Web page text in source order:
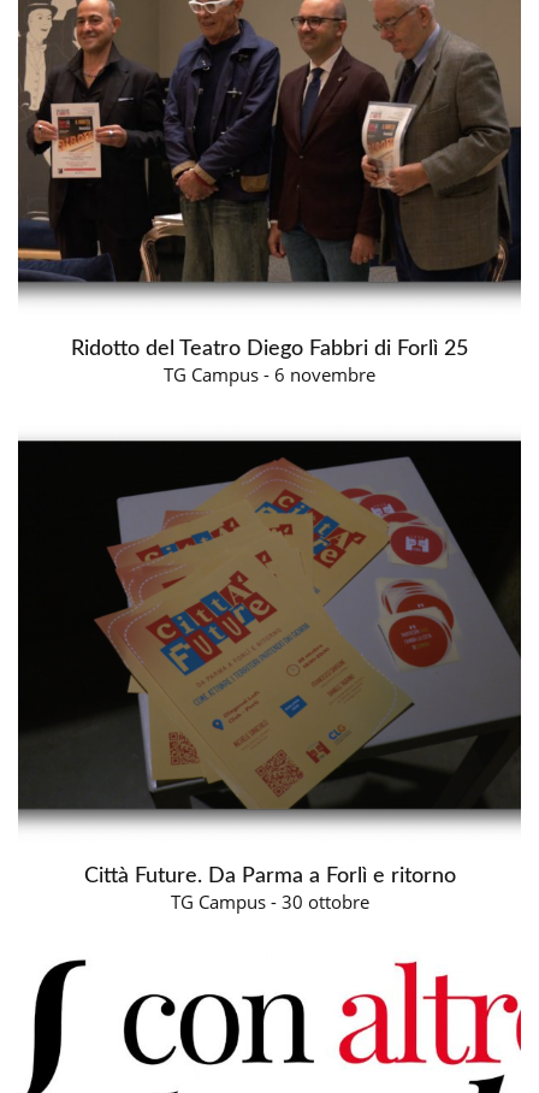
Ridotto del Teatro Diego Fabbri di Forlì 25
TG Campus - 6 novembre
Città Future. Da Parma a Forlì e ritorno
TG Campus - 30 ottobre